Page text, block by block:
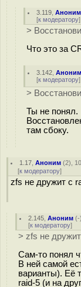
3.119 ,Аноним
[к модератору]
>
Что это за
3.142 ,Аноним
[к модератору]
>
Ты не понял.
там сбоку.
1.17 ,Аноним (2),
[к модератору]
zfs не дружит с
2.145 ,Аноним (-
[к модератору]
> zfs не
Сам-то понял
В ней самой
варианты). Её
raid-5 (и на